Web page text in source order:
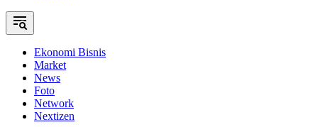
Ekonomi Bisnis
Market
News
Foto
Network
Nextizen